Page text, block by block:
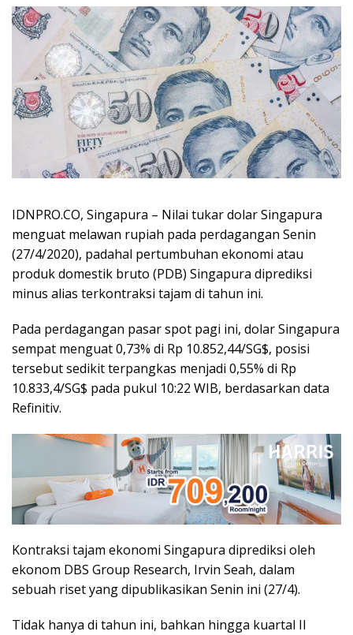
IDNPRO.CO, Singapura – Nilai tukar dolar Singapura
menguat melawan rupiah pada perdagangan Senin
(27/4/2020), padahal pertumbuhan ekonomi atau
produk domestik bruto (PDB) Singapura diprediksi
minus alias terkontraksi tajam di tahun ini.
Pada perdagangan pasar spot pagi ini, dolar Singapura
sempat menguat 0,73% di Rp 10.852,44/SG$, posisi
tersebut sedikit terpangkas menjadi 0,55% di Rp
10.833,4/SG$ pada pukul 10:22 WIB, berdasarkan data
Refinitiv.
Kontraksi tajam ekonomi Singapura diprediksi oleh
ekonom DBS Group Research, Irvin Seah, dalam
sebuah riset yang dipublikasikan Senin ini (27/4).
Tidak hanya di tahun ini, bahkan hingga kuartal II